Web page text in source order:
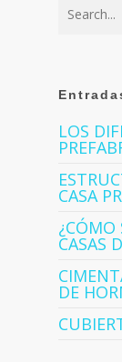
LOS
CASA
¿CÓMO
CASAS
DE